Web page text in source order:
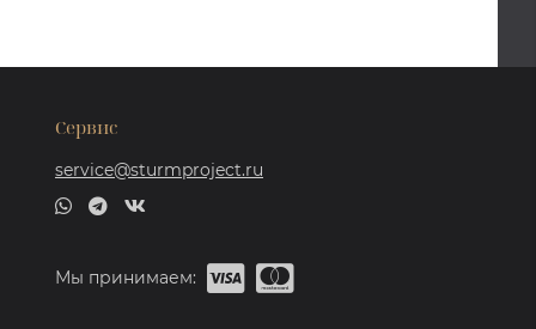
Сервис
service@sturmproject.ru
Мы принимаем: